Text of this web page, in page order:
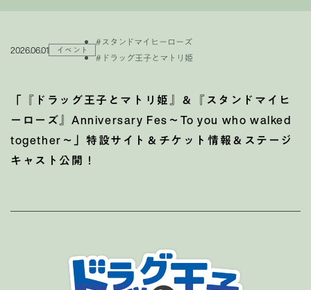
2026.06.01 イベント
#スタンドマイヒーローズ
#ドラッグ王子とマトリ姫
「『ドラッグ王子とマトリ姫』＆『スタンドマイヒ
ーローズ』Anniversary Fes〜To you who walked
together〜」特設サイト＆チケット情報＆ステージ
キャスト公開！